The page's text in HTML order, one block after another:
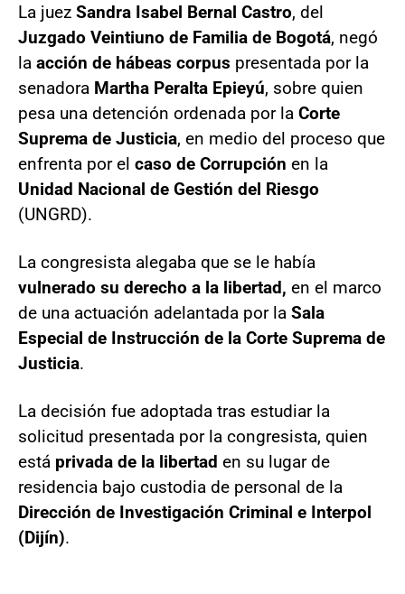
La juez Sandra Isabel Bernal Castro, del
Juzgado Veintiuno de Familia de Bogotá, negó
la acción de hábeas corpus presentada por la
senadora Martha Peralta Epieyú, sobre quien
pesa una detención ordenada por la Corte
Suprema de Justicia, en medio del proceso que
enfrenta por el caso de Corrupción en la
Unidad Nacional de Gestión del Riesgo
(UNGRD).
La congresista alegaba que se le había
vulnerado su derecho a la libertad, en el marco
de una actuación adelantada por la Sala
Especial de Instrucción de la Corte Suprema de
Justicia.
La decisión fue adoptada tras estudiar la
solicitud presentada por la congresista, quien
está privada de la libertad en su lugar de
residencia bajo custodia de personal de la
Dirección de Investigación Criminal e Interpol
(Dijín).